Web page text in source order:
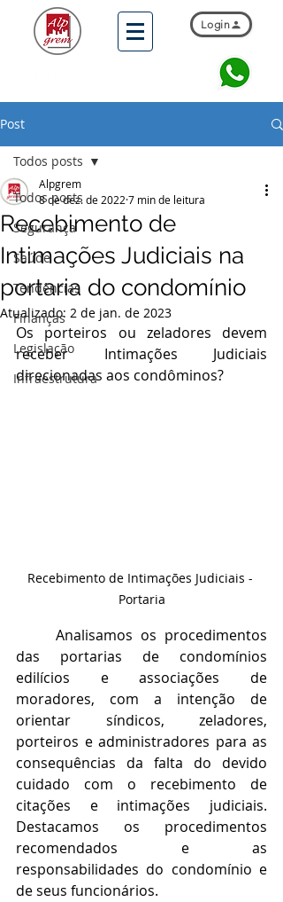
Login
Post
Todos posts
Segurança
Saúde
Tendências
Finanças
Legislação
Infraestrutura
Todos posts
Recebimento de
Intimações Judiciais na
portaria do condomínio
Alpgrem
8 de dez. de 2022 7 min de leitura
Atualizado: 2 de jan. de 2023
Os porteiros ou zeladores devem
receber Intimações Judiciais
direcionadas aos condôminos?
Recebimento de Intimações Judiciais -
Portaria
Analisamos os procedimentos
das portarias de condomínios
edilícios e associações de
moradores, com a intenção de
orientar síndicos, zeladores,
porteiros e administradores para as
consequências da falta do devido
cuidado com o recebimento de
citações e intimações judiciais.
Destacamos os procedimentos
recomendados e as
responsabilidades do condomínio e
de seus funcionários.